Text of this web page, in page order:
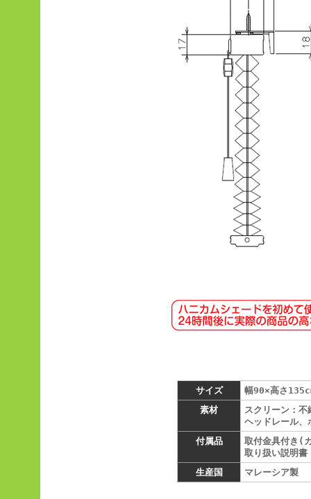
サイズ
幅90×高さ
素材
スクリーン：不
ヘッドレール、
付属品
取付金具付き(
取り扱い説明書
生産国
マレーシア製